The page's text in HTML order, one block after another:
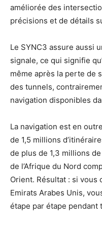
améliorée des
précisions et de détails
Le SYNC3 assure aussi
signale, ce qui signifie
même après la perte de
des tunnels,
navigation disponibles
La navigation est en
de 1,5 millions
de plus de 1,3 millions
de l’Afrique du Nord
Orient. Résultat : si vous
Emirats Arabes Unis,
étape par étape pendant